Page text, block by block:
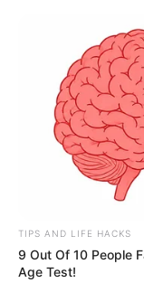
TIPS AND LIFE HACKS
9 Out Of 10 People
Age Test!